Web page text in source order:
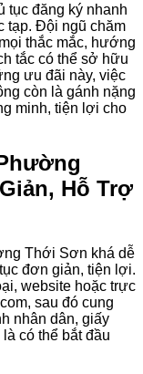
tục đăng ký nhanh
tạp. Đội ngũ chăm
thắc mắc, hướng
tắc có thể sở hữu
ưu đãi này, việc
còn là gánh nặng
minh, tiện lợi cho
Hỗ Trợ
Thới Sơn khá dễ
đơn giản, tiện lợi.
website hoặc trực
sau đó cung
nhân dân, giấy
có thể bắt đầu